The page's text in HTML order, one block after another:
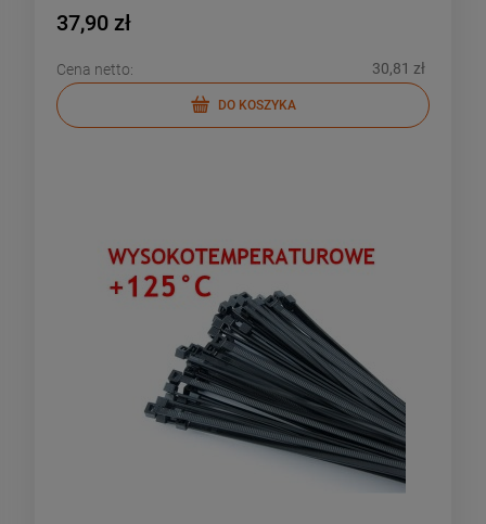
37,90 zł
Cena netto: 30,81 zł
DO KOSZYKA